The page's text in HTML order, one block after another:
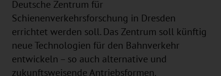
Deutsche Zentrum für
Schienenverkehrsforschung in Dresden
errichtet werden soll. Das Zentrum soll künftig
neue Technologien für den Bahnverkehr
entwickeln – so auch alternative und
zukunftsweisende Antriebsformen.